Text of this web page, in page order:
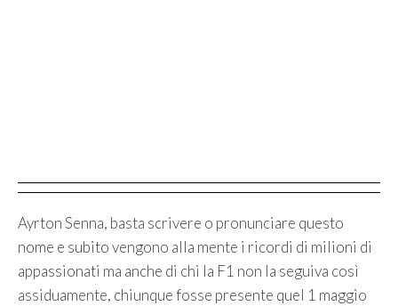
Ayrton Senna, basta scrivere o pronunciare questo
nome e subito vengono alla mente i ricordi di milioni di
appassionati ma anche di chi la F1 non la seguiva così
assiduamente, chiunque fosse presente quel 1 maggio